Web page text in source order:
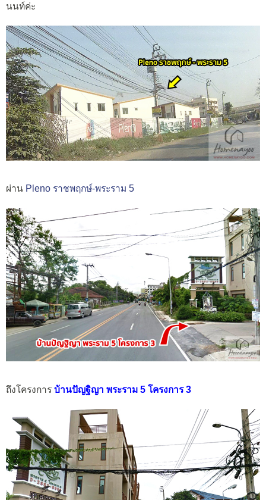
นนท์ค่ะ
ผ่าน Pleno ราชพฤกษ์-พระราม 5
ถึงโครงการ บ้านปัญฐิญา พระราม 5 โครงการ 3